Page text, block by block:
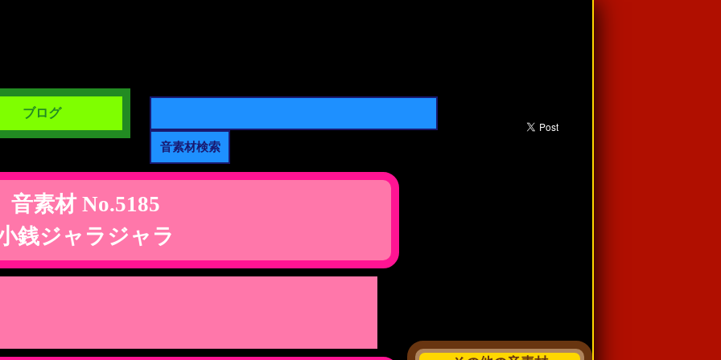
ブログ
音素材 No.5185
銭ジャラジャラ